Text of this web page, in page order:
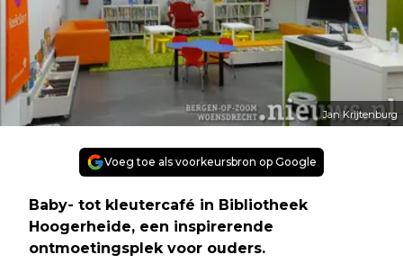
Jan Krijtenburg
Voeg toe als voorkeursbron op Google
Baby- tot kleutercafé in Bibliotheek
Hoogerheide, een inspirerende
ontmoetingsplek voor ouders.